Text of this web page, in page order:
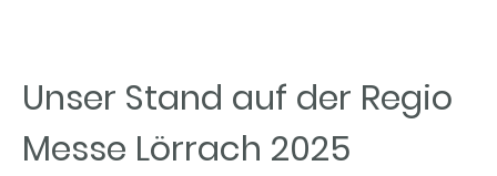
Unser Stand auf der Regio
Messe Lörrach 2025